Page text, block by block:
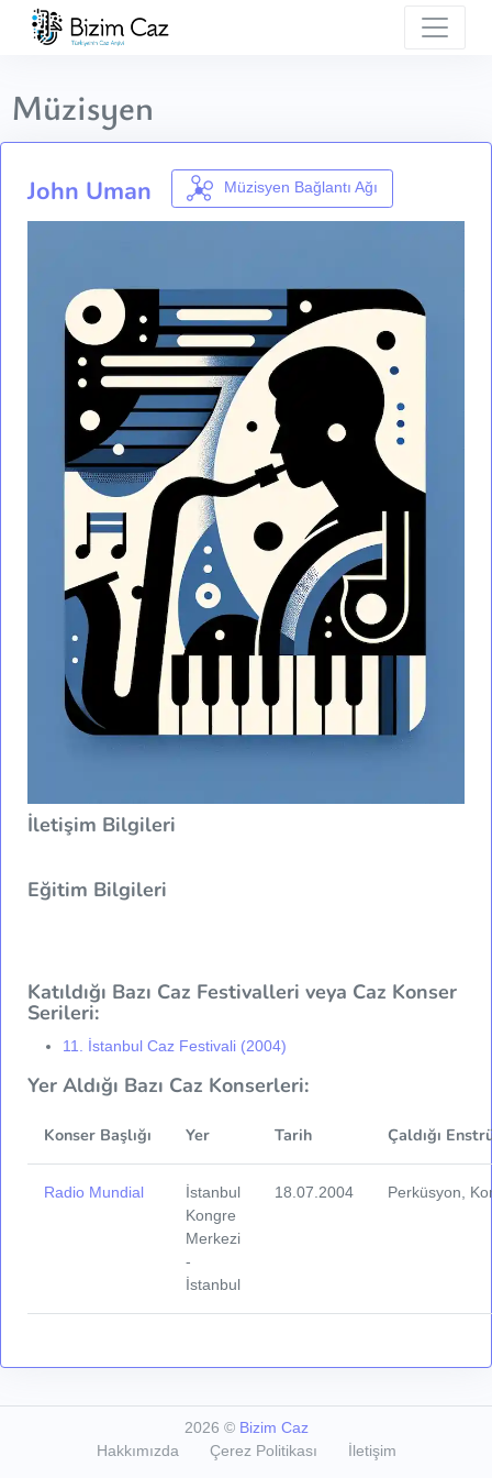
Müzisyen
John Uman Müzisyen Bağlantı Ağı
İletişim Bilgileri
Eğitim Bilgileri
Katıldığı Bazı Caz Festivalleri veya Caz Konser
Serileri:
11. İstanbul Caz Festivali (2004)
Yer Aldığı Bazı Caz Konserleri:
Konser Başlığı Yer Tarih Çaldığı
Radio Mundial
İstanbul
Kongre
Merkezi
-
İstanbul
18.07.2004 Perküsyon,
2026 © Bizim Caz
Hakkımızda
Çerez Politikası İletişim